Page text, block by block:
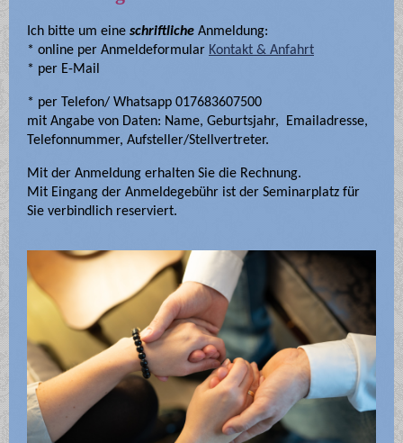
Ich bitte um eine schriftliche Anmeldung:
* online per Anmeldeformular Kontakt & Anfahrt
* per E-Mail
* per Telefon/ Whatsapp 017683607500
mit Angabe von Daten: Name, Geburtsjahr, Emailadresse,
Telefonnummer, Aufsteller/Stellvertreter.
Mit der Anmeldung erhalten Sie die Rechnung.
Mit Eingang der Anmeldegebühr ist der Seminarplatz für
Sie verbindlich reserviert.